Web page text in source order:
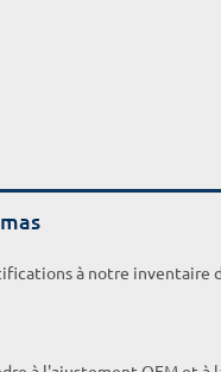
à notre inventaire